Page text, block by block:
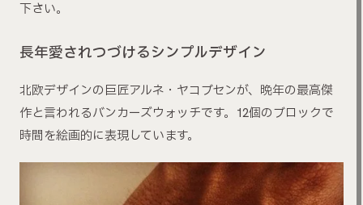
下さい。
長年愛されつづけるシンプルデザイン
北欧デザインの巨匠アルネ・ヤコブセンが、晩年の最高傑
作と言われるバンカーズウォッチです。12個のブロックで
時間を絵画的に表現しています。